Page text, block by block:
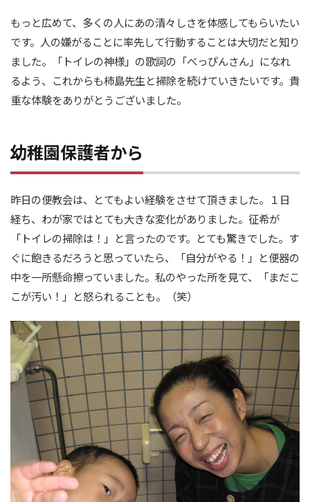
もっと広めて、多くの人にあの清々しさを体感してもらいたい
です。人の嫌がることに率先して行動することは大切だと知り
ました。「トイレの神様」の歌詞の「べっぴんさん」になれ
るよう、これからも柿島先生と掃除を続けていきたいです。貴
重な体験をありがとうございました。
幼稚園保護者から
昨日の便教会は、とてもよい経験をさせて頂きました。１日
経ち、わが家ではとても大きな変化がありました。征希が
「トイレの掃除は！」と言ったのです。とても驚きでした。す
ぐに飽きるだろうと思っていたら、「自分がやる！」と便器の
中を一所懸命擦っていました。私のやった所を見て、「まだこ
こが汚い！」と怒られることも。（笑）